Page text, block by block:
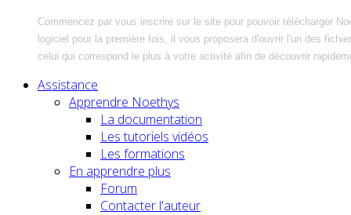
Commencez par vous inscrire sur le site pour pouvoir télécharger
logiciel pour la première fois, il vous proposera d'ouvrir l'un des
celui qui correspond le plus à votre activité afin de découvrir
Assistance
Apprendre Noethys
La documentation
Les tutoriels vidéos
Les formations
En apprendre plus
Forum
Contacter l'auteur